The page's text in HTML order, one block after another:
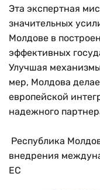
Эта экспертная
значительных
Молдове в
эффективных
Улучшая
мер, Молдова
европейской
надежного
Республика
внедрения
ЕС